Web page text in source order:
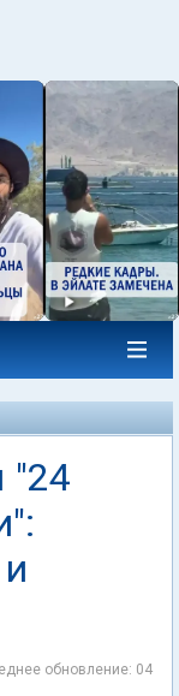
"24
обновление: 04